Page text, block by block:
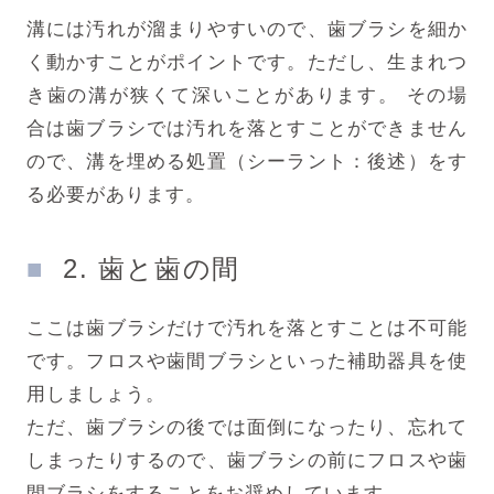
溝には汚れが溜まりやすいので、歯ブラシを細か
く動かすことがポイントです。ただし、生まれつ
き歯の溝が狭くて深いことがあります。 その場
合は歯ブラシでは汚れを落とすことができません
ので、溝を埋める処置（シーラント：後述）をす
る必要があります。
2. 歯と歯の間
ここは歯ブラシだけで汚れを落とすことは不可能
です。フロスや歯間ブラシといった補助器具を使
用しましょう。
ただ、歯ブラシの後では面倒になったり、忘れて
しまったりするので、歯ブラシの前にフロスや歯